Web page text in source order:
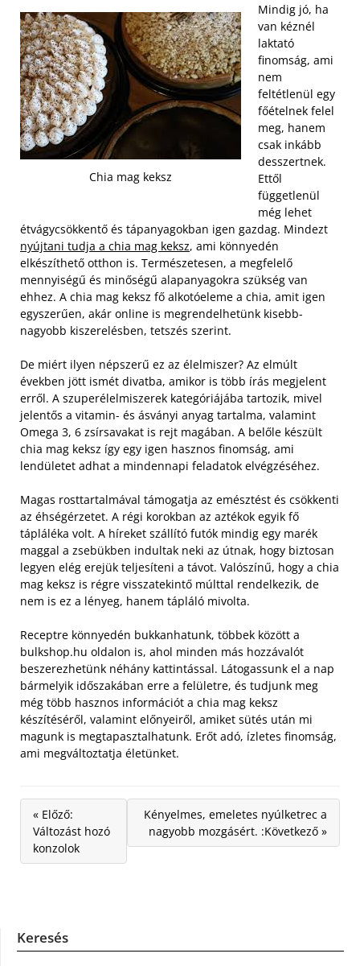
Chia mag keksz
Mindig jó, ha
van kéznél
laktató
finomság, ami
nem
feltétlenül egy
főételnek felel
meg, hanem
csak inkább
desszertnek.
Ettől
függetlenül
még lehet
étvágycsökkentő és tápanyagokban igen gazdag. Mindezt
nyújtani tudja a chia mag keksz, ami könnyedén
elkészíthető otthon is. Természetesen, a megfelelő
mennyiségű és minőségű alapanyagokra szükség van
ehhez. A chia mag keksz fő alkotóeleme a chia, amit igen
egyszerűen, akár online is megrendelhetünk kisebb-
nagyobb kiszerelésben, tetszés szerint.
De miért ilyen népszerű ez az élelmiszer? Az elmúlt
években jött ismét divatba, amikor is több írás megjelent
erről. A szuperélelmiszerek kategóriájába tartozik, mivel
jelentős a vitamin- és ásványi anyag tartalma, valamint
Omega 3, 6 zsírsavakat is rejt magában. A belőle készült
chia mag keksz így egy igen hasznos finomság, ami
lendületet adhat a mindennapi feladatok elvégzéséhez.
Magas rosttartalmával támogatja az emésztést és csökkenti
az éhségérzetet. A régi korokban az aztékok egyik fő
tápláléka volt. A híreket szállító futók mindig egy marék
maggal a zsebükben indultak neki az útnak, hogy biztosan
legyen elég erejük teljesíteni a távot. Valószínű, hogy a chia
mag keksz is régre visszatekintő múlttal rendelkezik, de
nem is ez a lényeg, hanem tápláló mivolta.
Receptre könnyedén bukkanhatunk, többek között a
bulkshop.hu oldalon is, ahol minden más hozzávalót
beszerezhetünk néhány kattintással. Látogassunk el a nap
bármelyik időszakában erre a felületre, és tudjunk meg
még több hasznos információt a chia mag keksz
készítéséről, valamint előnyeiről, amiket sütés után mi
magunk is megtapasztalhatunk. Erőt adó, ízletes finomság,
ami megváltoztatja életünket.
« Előző:
Változást hozó
konzolok
Kényelmes, emeletes nyúlketrec a
nagyobb mozgásért. :Következő »
Keresés